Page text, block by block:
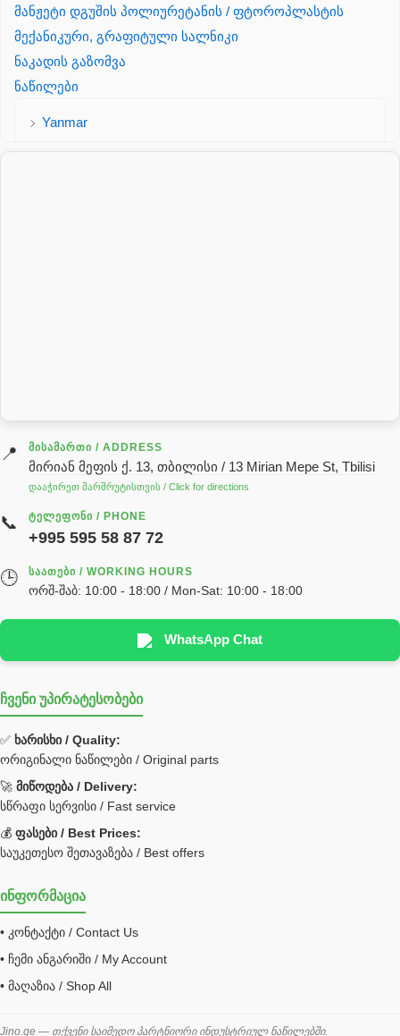
მანჟეტი დგუშის პოლიურეტანის / ფტოროპლასტის
მექანიკური, გრაფიტული სალნიკი
ნაკადის გაზომვა
ნაწილები
Yanmar
გადაცემათა კოლოფის ზეთი( კარობკის ზეთი)
ძრავის ზეთი
ჰიდრავლიკის ზეთი
реек
სხადასხვა
Hyva
უჟანგავი ფოლადი
Bobcat ფილტრი
Caterpillar ფილტრი
JCB ფილტრი
ქვაბი გათბობა მილები
შემაერთებელი / გადამყვანი UNF ORFS
შემაერთებელი BSPP /გადამყვანი
შესაფუთი მანქანა ვაკუმით
შლანგი
საწვავის შლანგი
📍 ᲛᲘᲡᲐᲛᲐᲠᲗᲘ / ADDRESS
მირიან მეფის ქ. 13, თბილისი / 13 Mirian Mepe St, Tbilisi
დააჭირეთ მარშრუტისთვის / Click for directions
📞 ᲢᲔᲚᲔᲤᲝᲜᲘ / PHONE
+995 595 58 87 72
🕒 ᲡᲐᲐᲗᲔᲑᲘ / WORKING HOURS
ორშ-შაბ: 10:00 - 18:00 / Mon-Sat: 10:00 - 18:00
WhatsApp Chat
ჩვენი უპირატესობები
✅ ხარისხი / Quality:
ორიგინალი ნაწილები / Original parts
🚀 მიწოდება / Delivery:
სწრაფი სერვისი / Fast service
💰 ფასები / Best Prices:
საუკეთესო შეთავაზება / Best offers
ინფორმაცია
• კონტაქტი / Contact Us
• ჩემი ანგარიში / My Account
• მაღაზია / Shop All
Jino.ge — თქვენი საიმედო პარტნიორი ინდუსტრიულ ნაწილებში.